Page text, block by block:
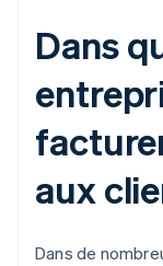
Dans
aux
Dans de